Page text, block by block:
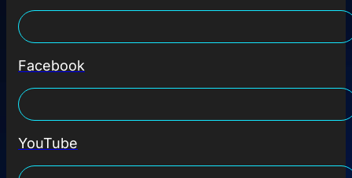
Facebook
YouTube